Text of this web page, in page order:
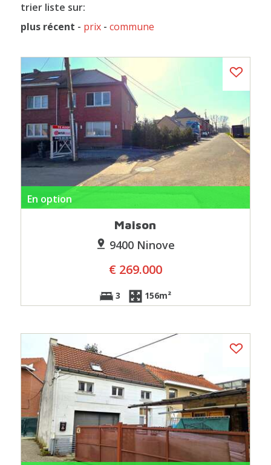
trier liste sur:
plus récent - prix- commune
En option
Maison
9400 Ninove
€ 269.000
3 156m²